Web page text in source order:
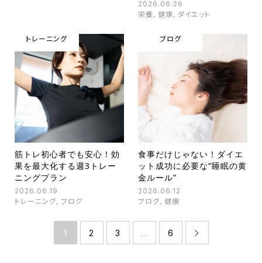
2026.06.26
栄養 ,健康, ダイエット
トレーニング
筋トレ初心者でも安心！効
果を最大化する週3トレー
ニングプラン
2026.06.19
トレーニング, ブログ
ブログ
食事だけじゃない！ダイエ
ット成功に必要な“睡眠の黄
金ルール”
2026.06.12
ブログ,健康
1 2 3 … 6 